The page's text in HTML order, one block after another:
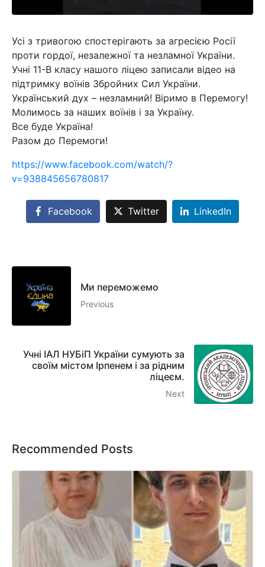
Усі з тривогою спостерігають за агресією Росії
проти гордої, незалежної та незламної України.
Учні 11-В класу нашого ліцею записали відео на
підтримку воїнів Збройних Сил України.
Український дух – незламний! Віримо в Перемогу!
Молимось за наших воїнів і за Україну.
Все буде Україна!
Разом до Перемоги!
https://www.facebook.com/watch/?
v=938845656780817
Facebook Twitter LinkedIn
Ми переможемо
Previous
Учні ІАЛ НУБіП України сумують за
своїм містом Ірпенем і за рідним
ліцеєм.
Next
Recommended Posts